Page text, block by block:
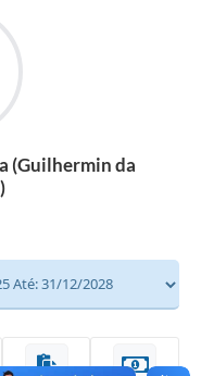
(Guilhermin da